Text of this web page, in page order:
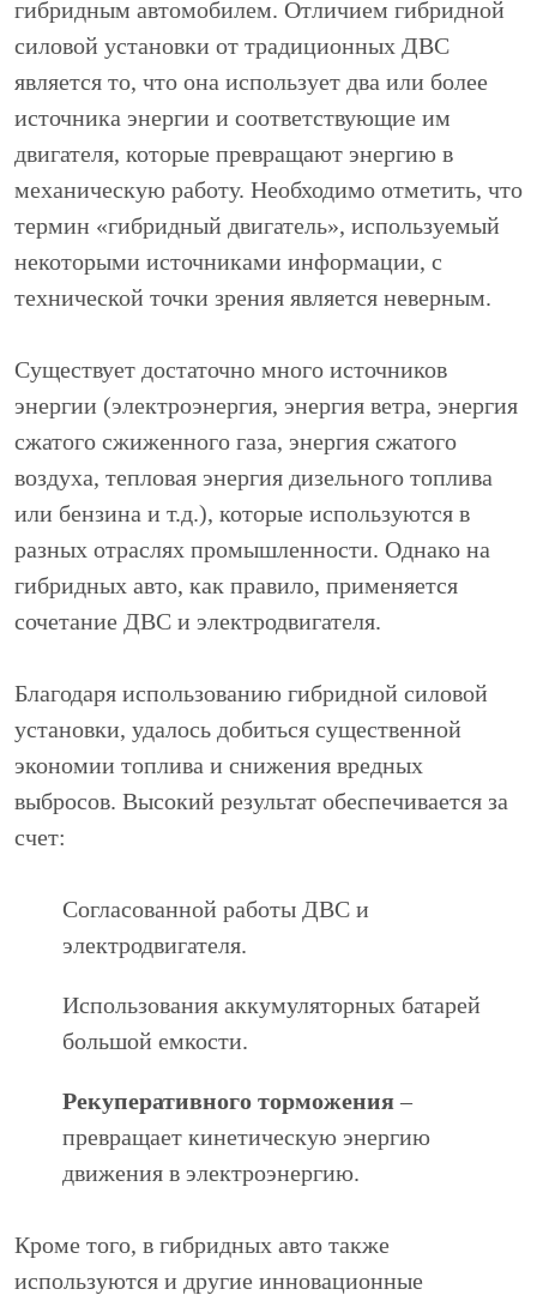
гибридным автомобилем. Отличием гибридной
силовой установки от традиционных ДВС
является то, что она использует два или более
источника энергии и соответствующие им
двигателя, которые превращают энергию в
механическую работу. Необходимо отметить, что
термин «гибридный двигатель», используемый
некоторыми источниками информации, с
технической точки зрения является неверным.
Существует достаточно много источников
энергии (электроэнергия, энергия ветра, энергия
сжатого сжиженного газа, энергия сжатого
воздуха, тепловая энергия дизельного топлива
или бензина и т.д.), которые используются в
разных отраслях промышленности. Однако на
гибридных авто, как правило, применяется
сочетание ДВС и электродвигателя.
Благодаря использованию гибридной силовой
установки, удалось добиться существенной
экономии топлива и снижения вредных
выбросов. Высокий результат обеспечивается за
счет:
Согласованной работы ДВС и
электродвигателя.
Использования аккумуляторных батарей
большой емкости.
Рекуперативного торможения–
превращает кинетическую энергию
движения в электроэнергию.
Кроме того, в гибридных авто также
используются и другие инновационные